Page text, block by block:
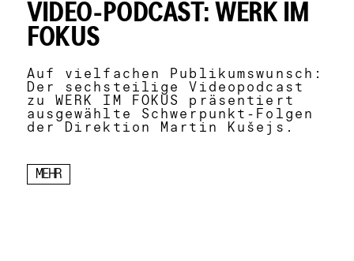
VIDEO-PODCAST: WERK IM
FOKUS
Auf vielfachen Publikumswunsch:
Der sechsteilige Videopodcast
zu WERK IM FOKUS präsentiert
ausgewählte Schwerpunkt-Folgen
der Direktion Martin Kušejs.
MEHR